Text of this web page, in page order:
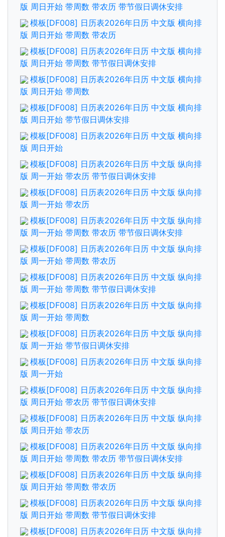
版 周日开始 带周数 带农历 带节假日调休安排
模板[DF008] 日历表2026年日历 中文版 横向排
版 周日开始 带周数 带农历
模板[DF008] 日历表2026年日历 中文版 横向排
版 周日开始 带周数 带节假日调休安排
模板[DF008] 日历表2026年日历 中文版 横向排
版 周日开始 带周数
模板[DF008] 日历表2026年日历 中文版 横向排
版 周日开始 带节假日调休安排
模板[DF008] 日历表2026年日历 中文版 横向排
版 周日开始
模板[DF008] 日历表2026年日历 中文版 纵向排
版 周一开始 带农历 带节假日调休安排
模板[DF008] 日历表2026年日历 中文版 纵向排
版 周一开始 带农历
模板[DF008] 日历表2026年日历 中文版 纵向排
版 周一开始 带周数 带农历 带节假日调休安排
模板[DF008] 日历表2026年日历 中文版 纵向排
版 周一开始 带周数 带农历
模板[DF008] 日历表2026年日历 中文版 纵向排
版 周一开始 带周数 带节假日调休安排
模板[DF008] 日历表2026年日历 中文版 纵向排
版 周一开始 带周数
模板[DF008] 日历表2026年日历 中文版 纵向排
版 周一开始 带节假日调休安排
模板[DF008] 日历表2026年日历 中文版 纵向排
版 周一开始
模板[DF008] 日历表2026年日历 中文版 纵向排
版 周日开始 带农历 带节假日调休安排
模板[DF008] 日历表2026年日历 中文版 纵向排
版 周日开始 带农历
模板[DF008] 日历表2026年日历 中文版 纵向排
版 周日开始 带周数 带农历 带节假日调休安排
模板[DF008] 日历表2026年日历 中文版 纵向排
版 周日开始 带周数 带农历
模板[DF008] 日历表2026年日历 中文版 纵向排
版 周日开始 带周数 带节假日调休安排
模板[DF008] 日历表2026年日历 中文版 纵向排